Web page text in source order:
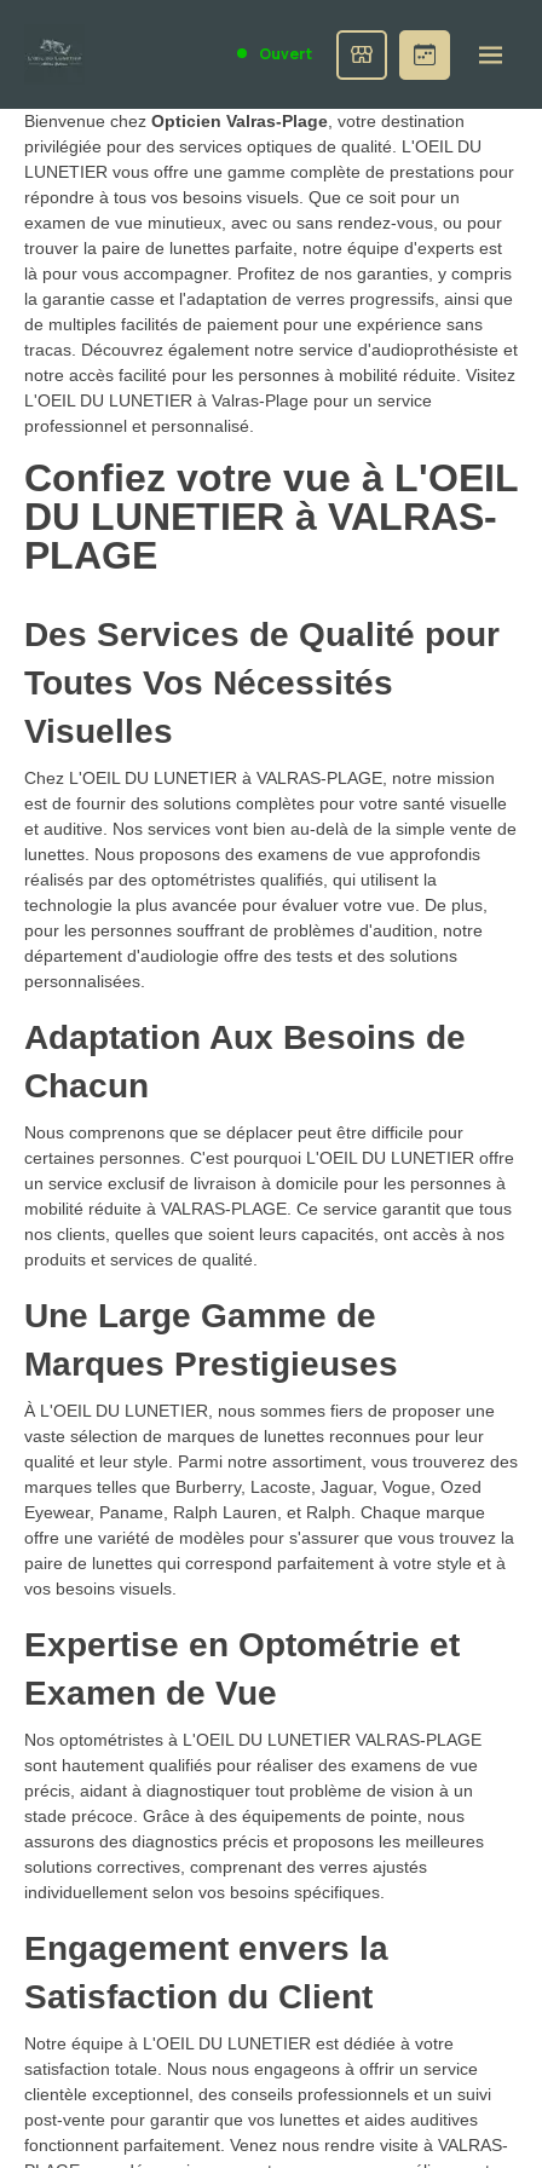
Ouvert
Bienvenue chez Opticien Valras-Plage , votre destination
privilégiée pour des services optiques de qualité. L'OEIL DU
LUNETIER vous offre une gamme complète de prestations pour
répondre à tous vos besoins visuels. Que ce soit pour un
examen de vue minutieux, avec ou sans rendez-vous, ou pour
trouver la paire de lunettes parfaite, notre équipe d'experts est
là pour vous accompagner. Profitez de nos garanties, y compris
la garantie casse et l'adaptation de verres progressifs, ainsi que
de multiples facilités de paiement pour une expérience sans
tracas. Découvrez également notre service d'audioprothésiste et
notre accès facilité pour les personnes à mobilité réduite. Visitez
L'OEIL DU LUNETIER à Valras-Plage pour un service
professionnel et personnalisé.
Confiez votre vue à L'OEIL
DU LUNETIER à VALRAS-
PLAGE
Des Services de Qualité pour
Toutes Vos Nécessités
Visuelles
Chez L'OEIL DU LUNETIER à VALRAS-PLAGE, notre mission
est de fournir des solutions complètes pour votre santé visuelle
et auditive. Nos services vont bien au-delà de la simple vente de
lunettes. Nous proposons des examens de vue approfondis
réalisés par des optométristes qualifiés, qui utilisent la
technologie la plus avancée pour évaluer votre vue. De plus,
pour les personnes souffrant de problèmes d'audition, notre
département d'audiologie offre des tests et des solutions
personnalisées.
Adaptation Aux Besoins de
Chacun
Nous comprenons que se déplacer peut être difficile pour
certaines personnes. C'est pourquoi L'OEIL DU LUNETIER offre
un service exclusif de livraison à domicile pour les personnes à
mobilité réduite à VALRAS-PLAGE. Ce service garantit que tous
nos clients, quelles que soient leurs capacités, ont accès à nos
produits et services de qualité.
Une Large Gamme de
Marques Prestigieuses
À L'OEIL DU LUNETIER, nous sommes fiers de proposer une
vaste sélection de marques de lunettes reconnues pour leur
qualité et leur style. Parmi notre assortiment, vous trouverez des
marques telles que Burberry, Lacoste, Jaguar, Vogue, Ozed
Eyewear, Paname, Ralph Lauren, et Ralph. Chaque marque
offre une variété de modèles pour s'assurer que vous trouvez la
paire de lunettes qui correspond parfaitement à votre style et à
vos besoins visuels.
Expertise en Optométrie et
Examen de Vue
Nos optométristes à L'OEIL DU LUNETIER VALRAS-PLAGE
sont hautement qualifiés pour réaliser des examens de vue
précis, aidant à diagnostiquer tout problème de vision à un
stade précoce. Grâce à des équipements de pointe, nous
assurons des diagnostics précis et proposons les meilleures
solutions correctives, comprenant des verres ajustés
individuellement selon vos besoins spécifiques.
Engagement envers la
Satisfaction du Client
Notre équipe à L'OEIL DU LUNETIER est dédiée à votre
satisfaction totale. Nous nous engageons à offrir un service
clientèle exceptionnel, des conseils professionnels et un suivi
post-vente pour garantir que vos lunettes et aides auditives
fonctionnent parfaitement. Venez nous rendre visite à VALRAS-